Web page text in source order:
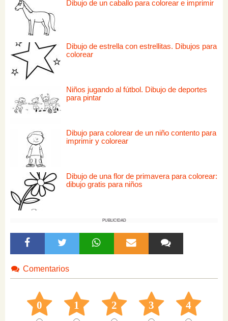
Dibujo de un caballo para colorear e imprimir
Dibujo de estrella con estrellitas. Dibujos para
colorear
Niños jugando al fútbol. Dibujo de deportes
para pintar
Dibujo para colorear de un niño contento para
imprimir y colorear
Dibujo de una flor de primavera para colorear:
dibujo gratis para niños
PUBLICIDAD
Comentarios
0 1 2 3 4